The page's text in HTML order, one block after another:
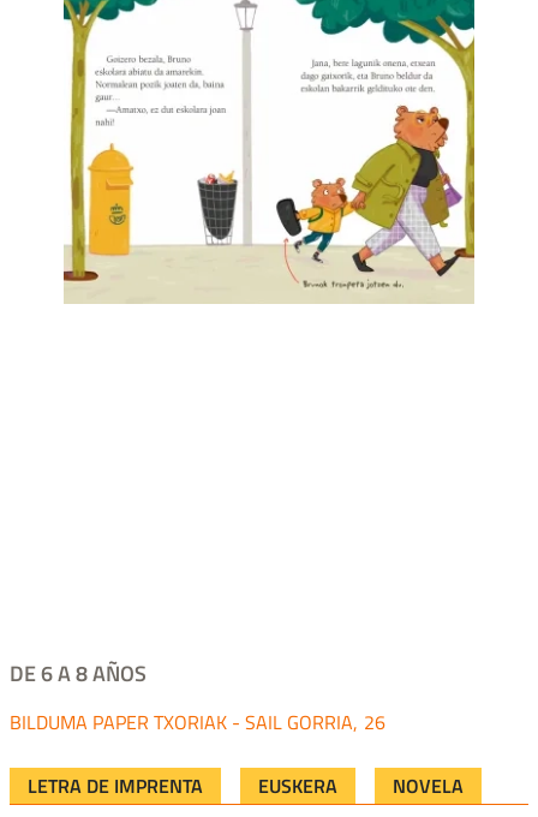
DE 6 A 8 AÑOS
PAPER TXORIAK - SAIL GORRIA 26
LETRA DE IMPRENTA EUSKERA NOVELA